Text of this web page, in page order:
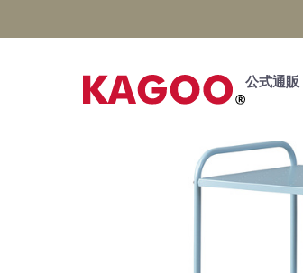
公式通販